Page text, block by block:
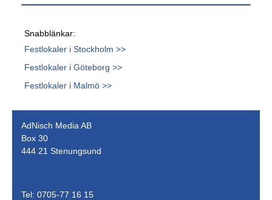
Snabblänkar:
Festlokaler i Stockholm >>
Festlokaler i Göteborg >>
Festlokaler i Malmö >>
AdNisch Media AB
Box 30
444 21 Stenungsund
Tel: 0705-77 16 15